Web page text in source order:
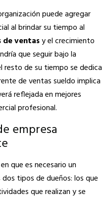
puede agregar
al brindar su tiempo al
de ventasy el crecimiento
que seguir bajo la
resto de su tiempo se dedica
de ventas sueldo implica
reflejada en mejores
profesional.
empresa
que es necesario un
tipos de dueños: los que
que realizan y se